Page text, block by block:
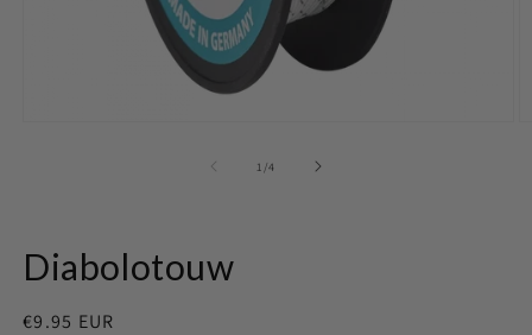
1 /of4
Diabolotouw
Regular
€9.95 EUR